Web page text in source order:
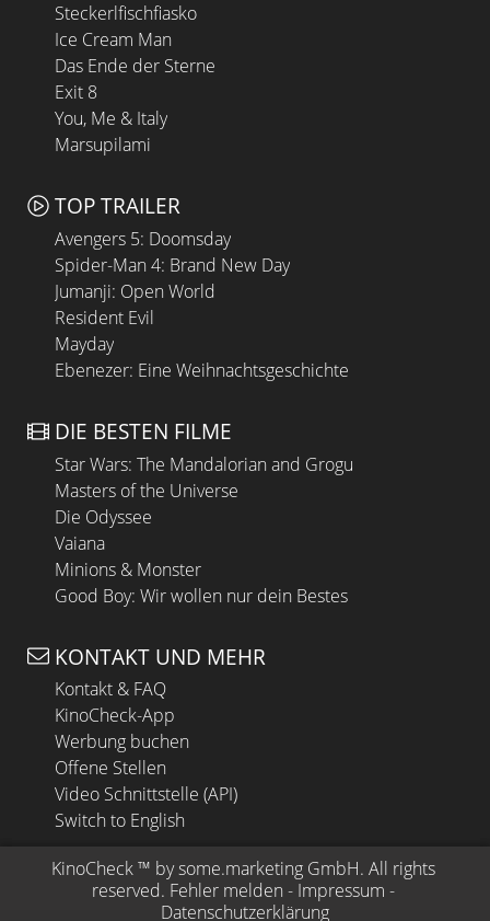
Steckerlfischfiasko
Ice Cream Man
Das Ende der Sterne
Exit 8
You, Me & Italy
Marsupilami
TOP TRAILER
Avengers 5: Doomsday
Spider-Man 4: Brand New Day
Jumanji: Open World
Resident Evil
Mayday
Ebenezer: Eine Weihnachtsgeschichte
DIE BESTEN FILME
Star Wars: The Mandalorian and Grogu
Masters of the Universe
Die Odyssee
Vaiana
Minions & Monster
Good Boy: Wir wollen nur dein Bestes
KONTAKT UND MEHR
Kontakt & FAQ
KinoCheck-App
Werbung buchen
Offene Stellen
Video Schnittstelle (API)
Switch to English
KinoCheck ™ by some.marketing GmbH. All rights
reserved. Fehler melden - Impressum -
Datenschutzerklärung